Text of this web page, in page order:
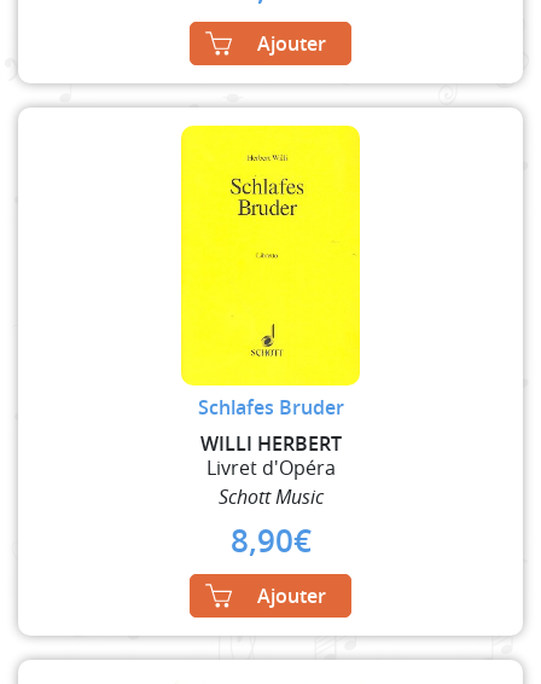
Ajouter
Schlafes Bruder
WILLI HERBERT
Livret d'Opéra
Schott Music
8,90€
Ajouter